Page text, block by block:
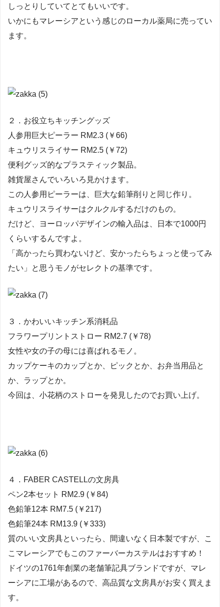
しっとりしていてとてもいいです。
いかにもマレーシアという感じのローカル薬局に売ってい
ます。
２．お役立ちキッチングッズ
人参用巨大ピーラー RM2.3 (￥66)
キュウリスライサー RM2.5 (￥72)
便利グッズ的なプラスティック製品。
雑貨屋さんでいろいろ見かけます。
この人参用ピーラーは、巨大な鉛筆削りと同じ作り。
キュウリスライサーはクルクルするだけのもの。
だけど、ヨーロッパデザインの輸入品は、日本で1000円
くらいするんですよ。
「高かったら買わないけど、安かったらちょっと使ってみ
たい」と思うモノがセレクトの基準です。
３．かわいいキッチン系消耗品
フラワープリントストロー RM2.7 (￥78)
女性や女の子の母には喜ばれるモノ。
カップケーキのカップとか、ピックとか、お弁当用品と
か、ラップとか。
今回は、小花柄のストローを発見したのでお買い上げ。
４．FABER CASTELLの文房具
ペン2本セット RM2.9 (￥84)
色鉛筆12本 RM7.5 (￥217)
色鉛筆24本 RM13.9 (￥333)
質のいい文房具といったら、間違いなく日本製ですが、こ
こマレーシアでもこのファーバーカステルはおすすめ！
ドイツの1761年創業の老舗筆記具ブランドですが、マレ
ーシアに工場があるので、高品質な文房具がお安く買えま
す。